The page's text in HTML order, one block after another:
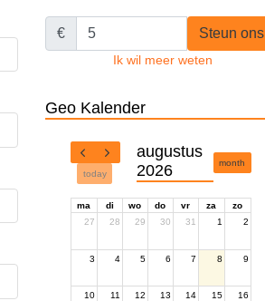
€ Steun ons
Ik wil meer weten
Geo Kalender
today
augustus
2026
month
ma di wo do vr za
zo
27
28 29 30 31 1 2
3 4 5 6 7 8 9
10 11 12 13 14 15 16